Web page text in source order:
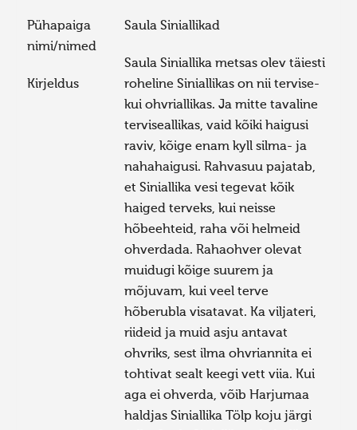
Pühapaiga
nimi/nimed
Saula Siniallikad
Kirjeldus
Saula Siniallika metsas olev täiesti
roheline Siniallikas on nii tervise-
kui ohvriallikas. Ja mitte tavaline
terviseallikas, vaid kõiki haigusi
raviv, kõige enam kyll silma- ja
nahahaigusi. Rahvasuu pajatab,
et Siniallika vesi tegevat kõik
haiged terveks, kui neisse
hõbeehteid, raha või helmeid
ohverdada. Rahaohver olevat
muidugi kõige suurem ja
mõjuvam, kui veel terve
hõberubla visatavat. Ka viljateri,
riideid ja muid asju antavat
ohvriks, sest ilma ohvriannita ei
tohtivat sealt keegi vett viia. Kui
aga ei ohverda, võib Harjumaa
haldjas Siniallika Tölp koju järgi